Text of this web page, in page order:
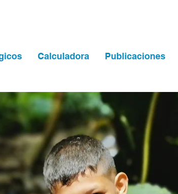
Calculadora Publicaciones